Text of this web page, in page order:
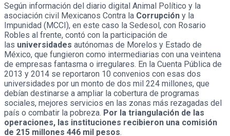
Según información del diario digital Animal Político y la
asociación civil Mexicanos Contra la Corrupción y la
Impunidad (MCCI), en este caso la Sedesol, con Rosario
Robles al frente, contó con la participación de
las universidades autónomas de Morelos y Estado de
México, que fungieron como intermediarias con una veintena
de empresas fantasma o irregulares. En la Cuenta Pública de
2013 y 2014 se reportaron 10 convenios con esas dos
universidades por un monto de dos mil 224 millones, que
debían destinarse a ampliar la cobertura de programas
sociales, mejores servicios en las zonas más rezagadas del
país o combatir la pobreza. Por la triangulación de las
operaciones, las instituciones recibieron una comisión
de 215 millones 446 mil pesos.